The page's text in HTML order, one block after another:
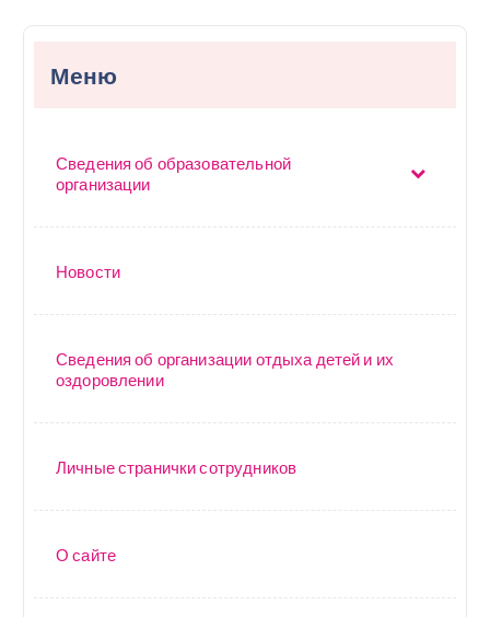
Меню
Сведения об образовательной
организации
Новости
Сведения об организации отдыха детей и их
оздоровлении
Личные странички сотрудников
О сайте